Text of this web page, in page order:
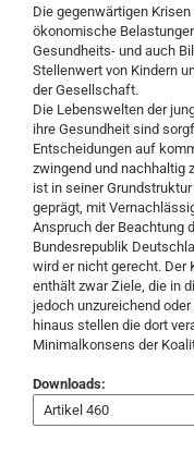
Die gegenwärtigen
ökonomische
Gesundheits- und auch
Stellenwert von Kindern
der Gesellschaft.
Die Lebenswelten der
ihre Gesundheit sind
Entscheidungen auf
zwingend und nachhaltig
ist in seiner
geprägt, mit
Anspruch der Beachtung
Bundesrepublik
wird er nicht gerecht. Der
enthält zwar Ziele, die in
jedoch unzureichend
hinaus stellen die dort
Minimalkonsens der
Downloads: